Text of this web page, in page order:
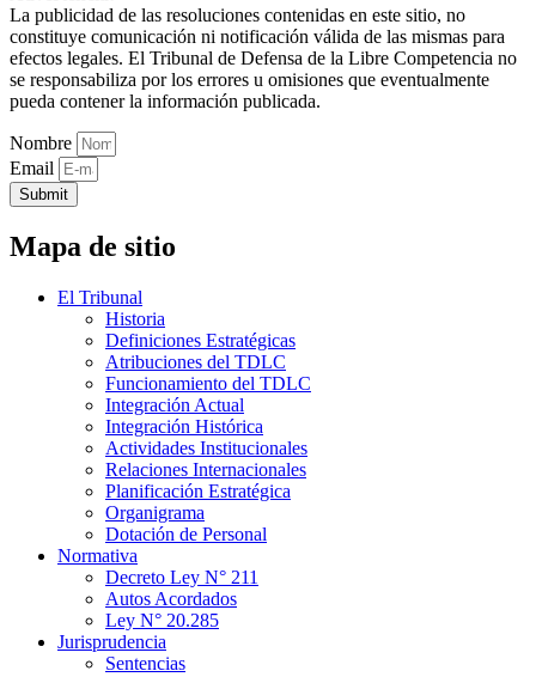
La publicidad de las resoluciones contenidas en este sitio, no
constituye comunicación ni notificación válida de las mismas para
efectos legales. El Tribunal de Defensa de la Libre Competencia no
se responsabiliza por los errores u omisiones que eventualmente
pueda contener la información publicada.
Nombre
Email
Submit
Mapa de sitio
El Tribunal
Historia
Definiciones Estratégicas
Atribuciones del TDLC
Funcionamiento del TDLC
Integración Actual
Integración Histórica
Actividades Institucionales
Relaciones Internacionales
Planificación Estratégica
Organigrama
Dotación de Personal
Normativa
Decreto Ley N° 211
Autos Acordados
Ley N° 20.285
Jurisprudencia
Sentencias